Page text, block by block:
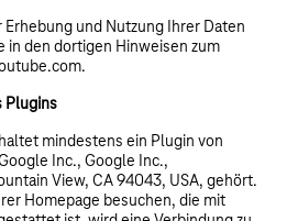
und Nutzung Ihrer Daten
in den dortigen Hinweisen zum
Plugins
mindestens ein Plugin von
Inc., Google Inc.,
View, CA 94043, USA, gehört.
Homepage besuchen, die mit